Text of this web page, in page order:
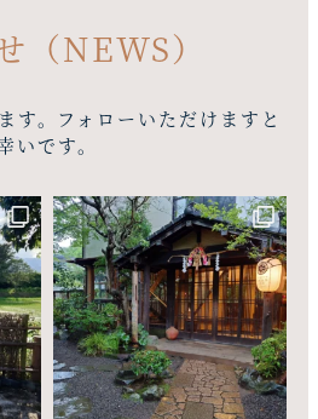
（NEWS）
す。フォローいただけますと
いです。